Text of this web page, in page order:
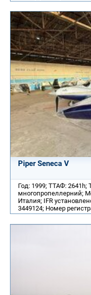
Piper Seneca V
Год: 1999; ТТАФ: 2641h;
многопропеллерний;
Италия; IFR
3449124; Номер